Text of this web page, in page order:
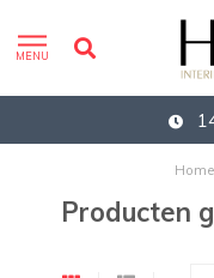
MENU
Home
Producten